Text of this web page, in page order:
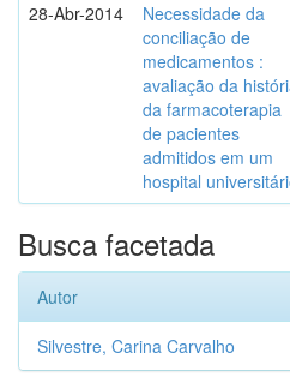
28-Abr-2014
Necessidade da
conciliação de
medicamentos :
avaliação da
da farmacoterapia
de pacientes
admitidos em um
hospital
Busca facetada
Autor
Silvestre, Carina Carvalho